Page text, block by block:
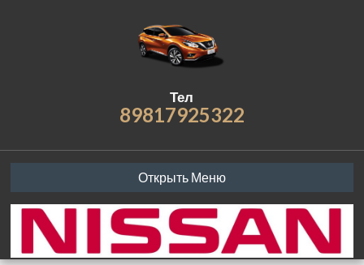
Тел
89817925322
Открыть Меню